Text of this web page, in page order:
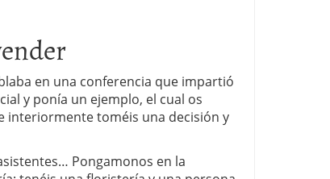
en una conferencia que impartió
y ponía un ejemplo, el cual os
interiormente toméis una decisión y
Pongamonos en la